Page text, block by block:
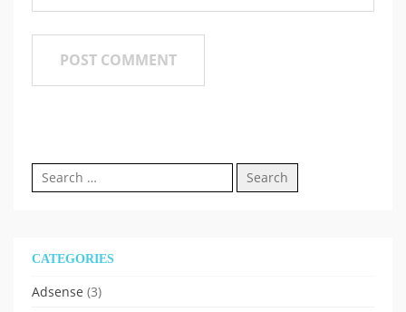
Search
for:
CATEGORIES
Adsense (3)